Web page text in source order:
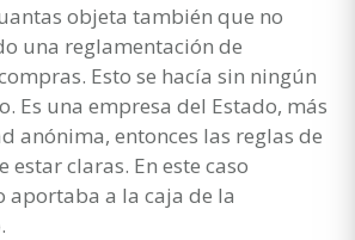
objeta también que no
una reglamentación de
Esto se hacía sin ningún
Es una empresa del Estado, más
anónima, entonces las reglas de
claras. En este caso
aportaba a la caja de la